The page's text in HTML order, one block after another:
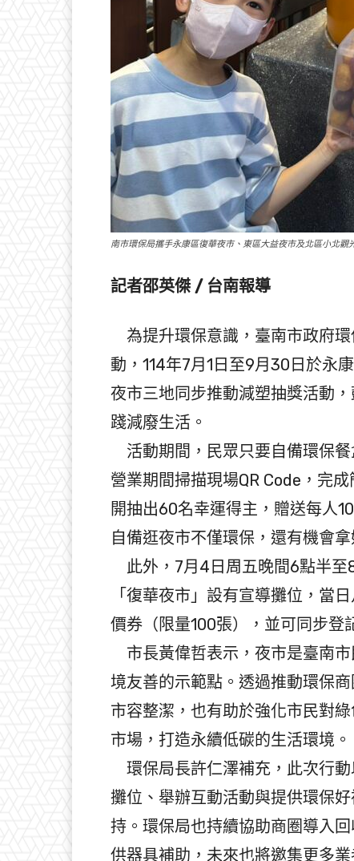
南市環保局攜手永康區復華夜市、東區大益夜市及北區小北觀
記者邵英傑 / 台南報導
為提升環保意識，臺南市政府環
動，114年7月1日至9月30日於永
夜市三地同步推動減塑抽獎活動
踐減廢生活。
活動期間，民眾只要自備環保
營業期間掃描現場QR Code，完
開抽出60名幸運得主，贈送每人
自備逛夜市不僅環保，還有機會拿
此外，7月4日周五晚間6點半至
「復華夜市」設有宣導攤位，當
價券（限量100張），並可同步登
市長黃偉哲表示，夜市是臺南
境友善的示範點。透過推動環保
市容整潔，也有助於強化市民對
市場，打造永續低碳的生活環境。
環保局長許仁澤補充，此次行
攤位、舉辦互動活動與提供環保
持。環保局也持續協助商圈導入
供器具補助，未來也將邀集更多